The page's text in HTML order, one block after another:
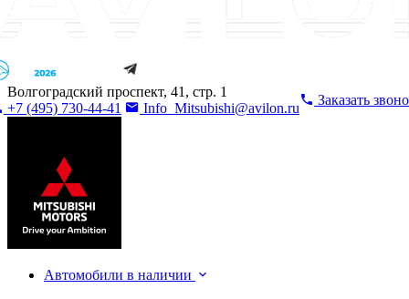
Волгоградский проспект, 41, стр. 1
+7 (495) 730-44-41
Info_Mitsubishi@avilon.ru
Заказать
Автомобили в наличии